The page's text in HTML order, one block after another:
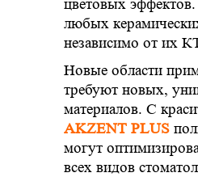
цветовых
любых
независимо от их
Новые области
требуют новых,
материалов. С
AKZENT PLUS
могут
всех видов